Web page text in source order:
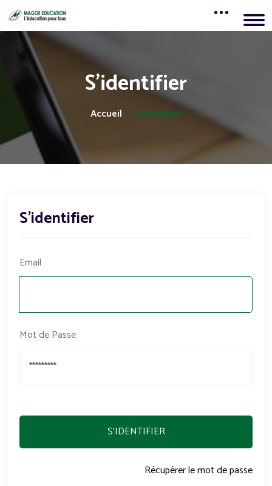
S'identifier
Accueil S'identifier
S'identifier
Email
Mot de Passe
S'IDENTIFIER
Récupérer le mot de passe